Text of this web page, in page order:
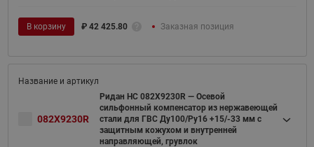
В корзину ₽ 42 425.80 Заказная позиция
082X9230R
Ридан НС 082X9230R — Осевой
сильфонный компенсатор из нержавеющей
стали для ГВС Ду100/Ру16 +15/-33 мм с
защитным кожухом и внутренней
направляющей, грувлок